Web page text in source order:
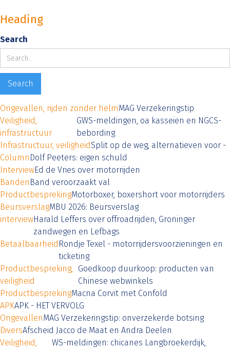
Heading
Search
Ongevallen, rijden zonder helmMAG Verzekeringstip
Veiligheid,
infrastructuur
GWS-meldingen, oa kasseien en NGCS-
bebording
Infrastructuur, veiligheidSplit op de weg, alternatieven voor -
Column Dolf Peeters: eigen schuld
InterviewEd de Vries over motorrijden
Banden Band veroorzaakt val
ProductbesprekingMotorboxer, boxershort voor motorrijders
BeursverslagMBU 2026: Beursverslag
interviewHarald Leffers over offroadrijden, Groninger
zandwegen en Lefbags
Betaalbaarheid Rondje Texel - motorrijdersvoorzieningen en
ticketing
Productbespreking,
veiligheid
Goedkoop duurkoop: producten van
Chinese webwinkels
ProductbesprekingMacna Corvit met Confold
APKAPK - HET VERVOLG
OngevallenMAG Verzekeringstip: onverzekerde botsing
DiversAfscheid Jacco de Maat en Andra Deelen
Veiligheid,
WS-meldingen: chicanes Langbroekerdijk,